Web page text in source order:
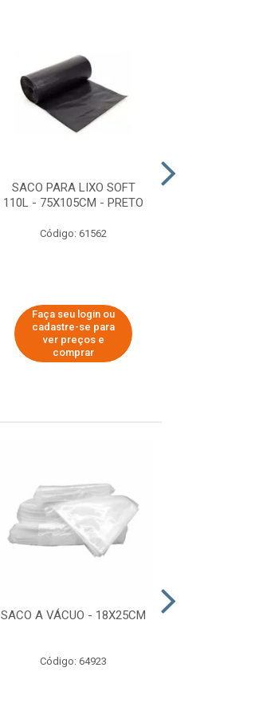
SACO PARA LIXO SOFT
110L - 75X105CM - PRETO
Código: 61562
Faça seu login ou
cadastre-se para
ver preços e
comprar
SACO A VÁCUO - 18X25CM
Código: 64923